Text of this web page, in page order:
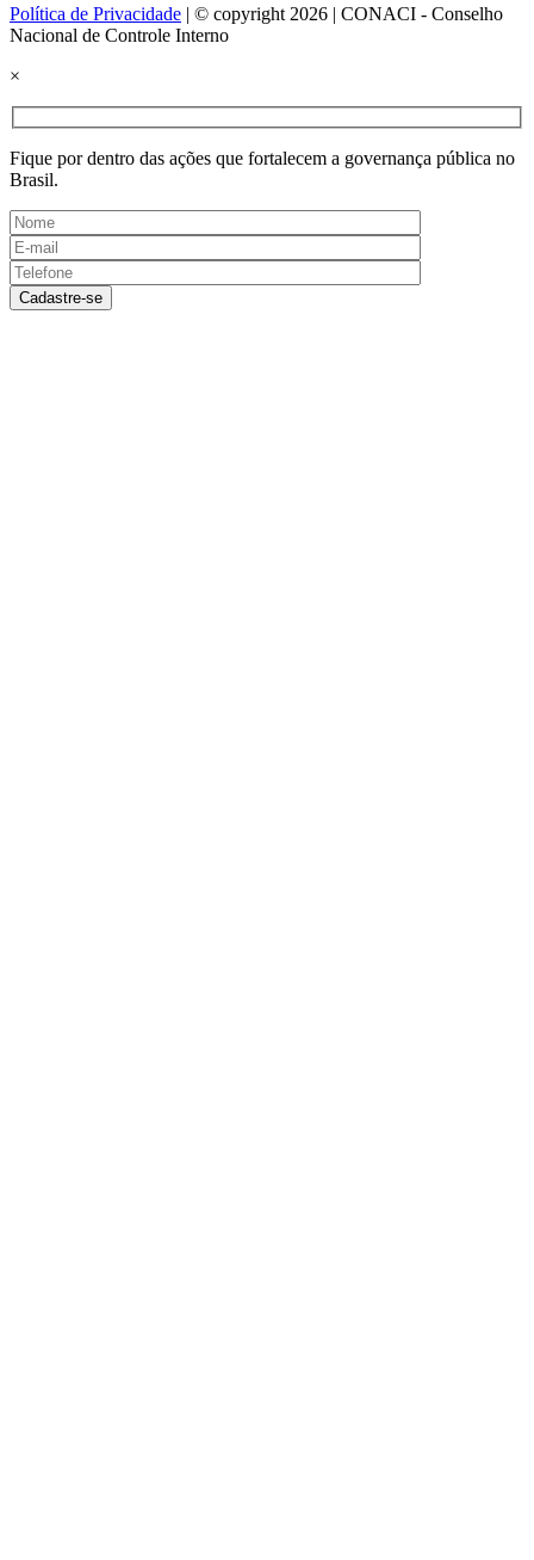
Política de Privacidade | © copyright 2026 | CONACI - Conselho
Nacional de Controle Interno
×
Fique por dentro das ações que fortalecem a governança pública no
Brasil.